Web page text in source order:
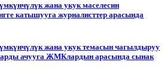
жана укук маселесин
катышууга журналисттер арасында
жана укук темасын чагылдыруу
ачууга ЖМКлардын арасында сынак